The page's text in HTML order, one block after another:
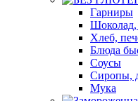
Гарниры
Хлеб,
Блюда
Соусы
Сиропы,
Мука